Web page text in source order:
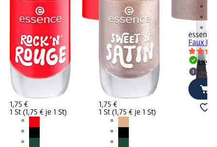
1,75 €
1 St (1,75 € je 1 St)
1,75 €
1 St (1,75 € je 1 St)
essence
Faux
dm